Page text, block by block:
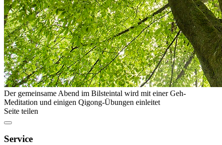
Der gemeinsame Abend im Bilsteintal wird mit einer Geh-
Meditation und einigen Qigong-Übungen einleitet
Seite teilen
Service